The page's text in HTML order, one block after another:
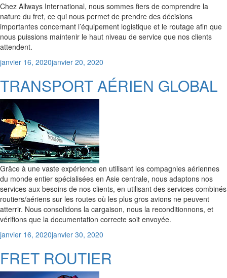
Chez Allways International, nous sommes fiers de comprendre la
nature du fret, ce qui nous permet de prendre des décisions
importantes concernant l’équipement logistique et le routage afin que
nous puissions maintenir le haut niveau de service que nos clients
attendent.
Posted
janvier 16, 2020janvier 20, 2020
TRANSPORT AÉRIEN GLOBAL
Grâce à une vaste expérience en utilisant les compagnies aériennes
du monde entier spécialisées en Asie centrale, nous adaptons nos
services aux besoins de nos clients, en utilisant des services combinés
routiers/aériens sur les routes où les plus gros avions ne peuvent
atterrir. Nous consolidons la cargaison, nous la reconditionnons, et
vérifions que la documentation correcte soit envoyée.
Posted
janvier 16, 2020janvier 30, 2020
FRET ROUTIER